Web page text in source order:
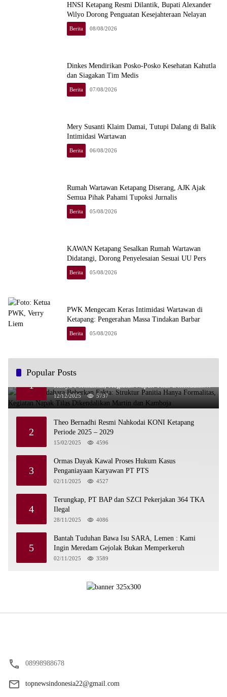
HNSI Ketapang Resmi Dilantik, Bupati Alexander
Wilyo Dorong Penguatan Kesejahteraan Nelayan
Berita 08/08/2026
Dinkes Mendirikan Posko-Posko Kesehatan Kahutla
dan Siagakan Tim Medis
Berita 07/08/2026
Mery Susanti Klaim Damai, Tutupi Dalang di Balik
Intimidasi Wartawan
Berita 06/08/2026
Rumah Wartawan Ketapang Diserang, AJK Ajak
Semua Pihak Pahami Tupoksi Jurnalis
Berita 05/08/2026
KAWAN Ketapang Sesalkan Rumah Wartawan
Didatangi, Dorong Penyelesaian Sesuai UU Pers
Berita 05/08/2026
PWK Mengecam Keras Intimidasi Wartawan di
Ketapang: Pengerahan Massa Tindakan Barbar
Berita 05/08/2026
Popular Posts
1
Wakil Bendahara Beberkan Fakta: Struktur Panitia
Hanya Formalitas, Kegiatan Napak Tilas Dikendalikan
Martin dan Kamboja
12/12/2025 5737
2
Theo Bernadhi Resmi Nahkodai KONI Ketapang
Periode 2025 – 2029
15/02/2025 4596
3
Ormas Dayak Kawal Proses Hukum Kasus
Penganiayaan Karyawan PT PTS
02/11/2025 4527
4
Terungkap, PT BAP dan SZCI Pekerjakan 364 TKA
Ilegal
28/11/2025 4086
5
Bantah Tuduhan Bawa Isu SARA, Lemen : Kami
Ingin Meredam Gejolak Bukan Memperkeruh
02/11/2025 3589
08998988678
topnewsindonesia22@gmail.com